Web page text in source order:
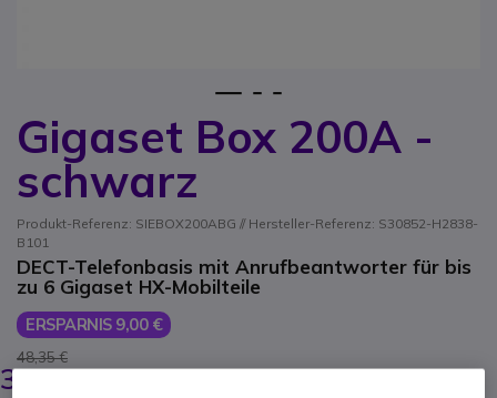
Gigaset Box 200A -
schwarz
Produkt-Referenz: SIEBOX200ABG // Hersteller-Referenz: S30852-H2838-
B101
DECT-Telefonbasis mit Anrufbeantworter für bis
zu 6 Gigaset HX-Mobilteile
ERSPARNIS 9,00 €
48,35 €
38,95 €
Zum Anfang der Bildgalerie springen